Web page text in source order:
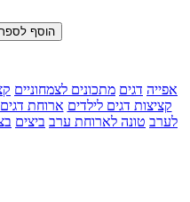
אפייה דגים מתכונים לצמחוניים
קציצות דגים לילדים ארוחת דגים
לערב טונה לארוחת ערב ביצים